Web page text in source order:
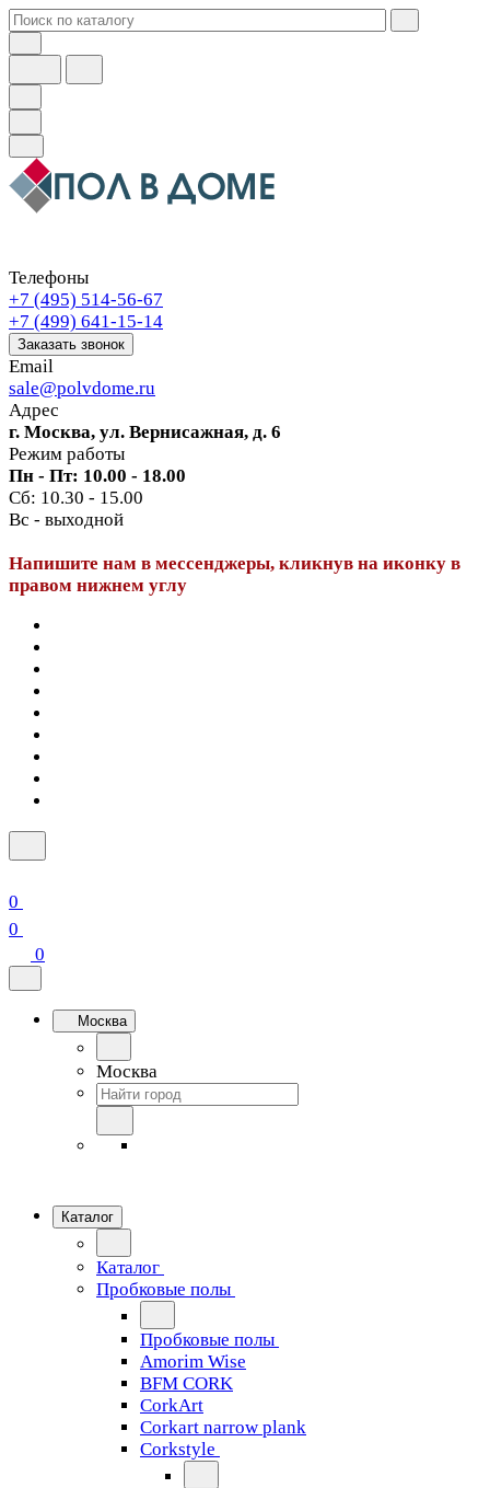
Телефоны
+7 (495) 514-56-67
+7 (499) 641-15-14
Заказать звонок
Email
sale@polvdome.ru
Адрес
г. Москва, ул. Вернисажная, д. 6
Режим работы
Пн - Пт: 10.00 - 18.00
Сб: 10.30 - 15.00
Вс - выходной
Напишите нам в мессенджеры, кликнув на иконку в
правом нижнем углу
0
0
0
Москва
Москва
Каталог
Каталог
Пробковые полы
Пробковые полы
Amorim Wise
BFM CORK
CorkArt
Corkart narrow plank
Corkstyle